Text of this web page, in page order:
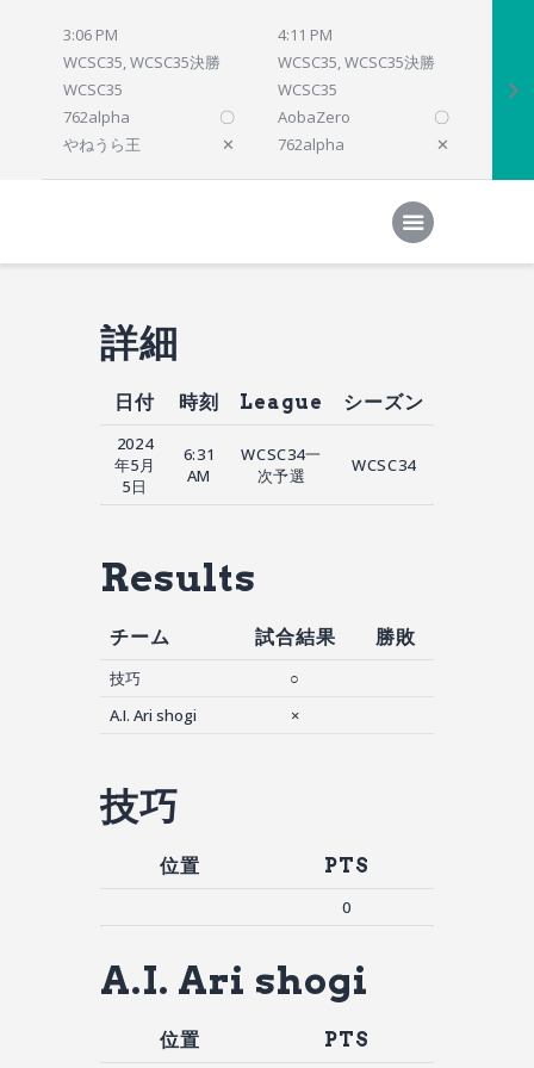
3:06 PM
WCSC35, WCSC35決勝
WCSC35
762alpha
〇
やねうら王
✕
4:11 PM
WCSC35, WCSC35決勝
WCSC35
AobaZero
〇
762alpha
✕
Home
参加プログラム
詳細
日付 時刻 League シーズン
2024
年5月
5日
6:31
AM
WCSC34一
次予選
WCSC34
Results
チーム 試合結果 勝敗
技巧
○
A.I. Ari shogi
×
技巧
位置 PTS
0
A.I. Ari shogi
位置 PTS